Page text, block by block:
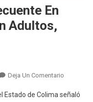
En
Adultos,
Deja Un ComentarioEn
Es
Estado de Colima señaló